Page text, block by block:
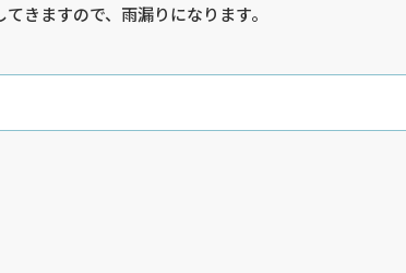
きますので、雨漏りになります。